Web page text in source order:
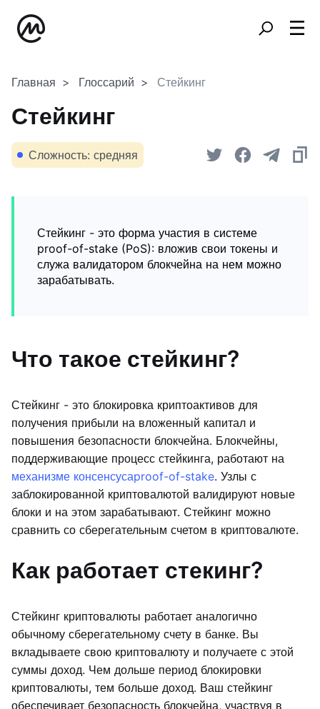
Главная Глоссарий Стейкинг
Стейкинг
Сложность: средняя
Стейкинг - это форма участия в системе
proof-of-stake (PoS): вложив свои токены и
служа валидатором блокчейна на нем можно
зарабатывать.
Что такое стейкинг?
Стейкинг - это блокировка криптоактивов для
получения прибыли на вложенный капитал и
повышения безопасности блокчейна. Блокчейны,
поддерживающие процесс стейкинга, работают на
механизме консенсусаproof-of-stake. Узлы с
заблокированной криптовалютой валидируют новые
блоки и на этом зарабатывают. Стейкинг можно
сравнить со сберегательным счетом в криптовалюте.
Как работает стекинг?
Стейкинг криптовалюты работает аналогично
обычному сберегательному счету в банке. Вы
вкладываете свою криптовалюту и получаете с этой
суммы доход. Чем дольше период блокировки
криптовалюты, тем больше доход. Ваш стейкинг
обеспечивает безопасность блокчейна, участвуя в